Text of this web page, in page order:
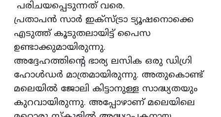
പരിചയപ്പെടുന്നത് വരെ.
പ്രതാപൻ സാർ ഇക്സ്ട്രാ ട്യൂഷനൊക്കെ
എടുത്ത് കൂടുതലായിട്ട് പൈസ
ഉണ്ടാക്കുമായിരുന്നു.
അദ്ദേഹത്തിന്റെ ഭാര്യ ലസിക ഒരു ഡിഗ്രി
ഹോൾഡർ മാത്രമായിരുന്നു. അതുകൊണ്ട്
മലെയിൽ ജോലി കിട്ടാനുള്ള സാദ്ധ്യതയും
കുറവായിരുന്നു. അപ്പോഴാണ്‌ മലെയിലെ